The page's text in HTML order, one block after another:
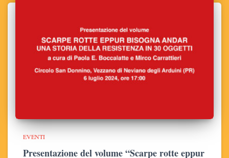
EVENTI
Presentazione del volume “Scarpe rotte eppur